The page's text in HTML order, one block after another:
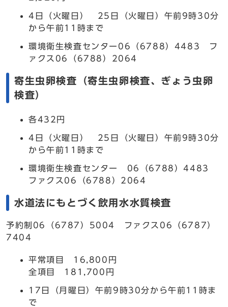
4日（火曜日） 25日（火曜日）午前9時30分
から午前11時まで
環境衛生検査センター06（6788）4483 フ
ァクス06（6788）2064
寄生虫卵検査（寄生虫卵検査、ぎょう虫卵
検査）
各432円
4日（火曜日） 25日（火曜日）午前9時30分
から午前11時まで
環境衛生検査センター 06（6788）4483
ファクス06（6788）2064
水道法にもとづく飲用水水質検査
予約制06（6787）5004 ファクス06（6787）
7404
平常項目 16,800円
全項目 181,700円
17日（月曜日）午前9時30分から午前11時ま
で